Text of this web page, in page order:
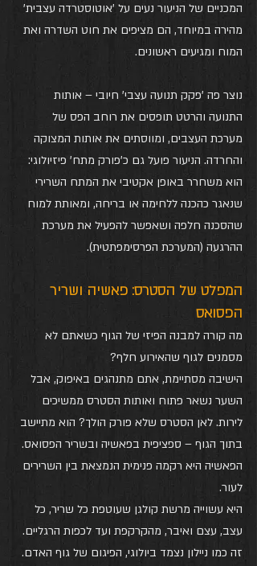
המכניים של הניעור נעים על 'אוטוסטרדה עצבית'
מהירה במיוחד, הם מציפים את חוט השדרה ואת
המוח ומגיעים ראשונים.
נוצר פה 'פקק תנועה עצבי' חיובי – אותות
התנועה והרטט תופסים את רוחב הפס של
מערכת העצבים, ומווסתים את אותות המצוקה
והחרדה. הניעור פועל גם כ'פורק מתח' פיזיולוגי:
הוא משחרר באופן אקטיבי את המתח השרירי
שנאגר כהכנה ללחימה או בריחה, ומאותת למוח
שהסכנה חלפה ושאפשר להפעיל את מערכת
ההרגעה (המערכת הפרסימפתטית).
המפלט של הסטרס: פאשיה ושריר
הפסואס
מה קורה למבנה הפיזי של הגוף כשאתם לא
מסמנים לגוף שהאירוע חלף?
הישיבה מסתיימת, אתם מתנהגים באיפוק, אבל
השער נשאר פתוח ואותות הסטרס ממשיכים
לירות. לאן הסטרס שלא פורק הולך? הוא מתיישב
בתוך הגוף – ספציפית בפאשיה ובשריר הפסואס.
הפאשיה היא רקמה פנימית הנמצאת בין השרירים
לעור.
היא עשוייה מרשת קולגן שעוטפת כל שריר, כל
עצב, עצם ואיבר, מהקרקפת ועד לכפות הרגליים.
זה כמו ניילון נצמד ביולוגי, הפיגום של גוף האדם.